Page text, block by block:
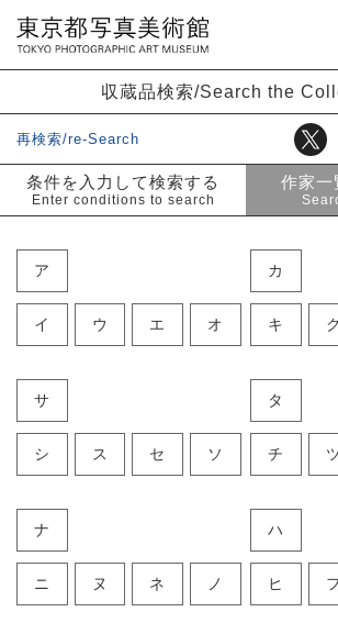
収蔵品検索/Search the
再検索/re-Search
条件を入力して検索する
Enter conditions to search
作家一
ア
イ ウ エ オ
カ
キ ク
サ
シ ス セ ソ
タ
チ
ナ
ニ ヌ ネ ノ
ハ
ヒ